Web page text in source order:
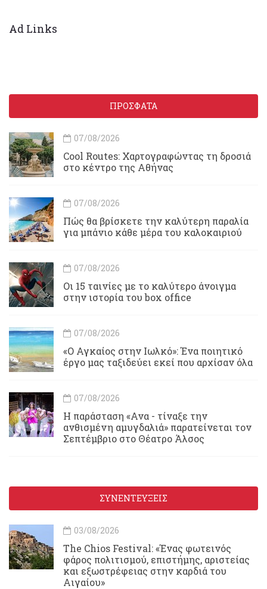
Ad Links
ΠΡΟΣΦΑΤΑ
07/08/2026
Cool Routes: Χαρτογραφώντας τη δροσιά
στο κέντρο της Αθήνας
07/08/2026
Πώς θα βρίσκετε την καλύτερη παραλία
για μπάνιο κάθε μέρα του καλοκαιριού
07/08/2026
Οι 15 ταινίες με το καλύτερο άνοιγμα
στην ιστορία του box office
07/08/2026
«Ο Αγκαίος στην Ιωλκό»: Ένα ποιητικό
έργο μας ταξιδεύει εκεί που αρχίσαν όλα
07/08/2026
Η παράσταση «Ανα - τίναξε την
ανθισμένη αμυγδαλιά» παρατείνεται τον
Σεπτέμβριο στο Θέατρο Άλσος
ΣΥΝΕΝΤΕΥΞΕΙΣ
03/08/2026
Τhe Chios Festival: «Ένας φωτεινός
φάρος πολιτισμού, επιστήμης, αριστείας
και εξωστρέφειας στην καρδιά του
Αιγαίου»